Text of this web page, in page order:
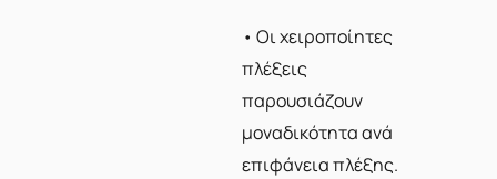
• Οι χειροποίητες
πλέξεις
παρουσιάζουν
μοναδικότητα ανά
επιφάνεια πλέξης.